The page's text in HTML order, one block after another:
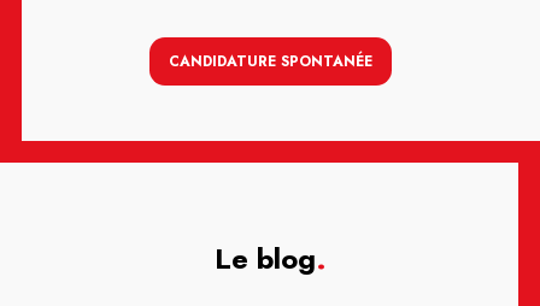
CANDIDATURE SPONTANÉE
Le blog.